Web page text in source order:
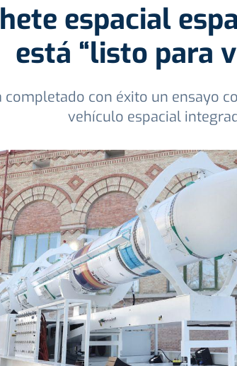
espacial
está “listo para
completado con éxito un ensayo
vehículo espacial